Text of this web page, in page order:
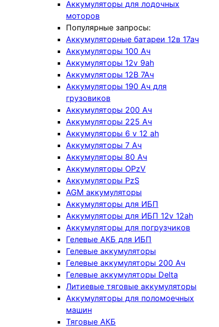
Аккумуляторы для лодочных
моторов
Популярные запросы:
Аккумуляторные батареи 12в 17ач
Аккумуляторы 100 Ач
Аккумуляторы 12v 9ah
Аккумуляторы 12В 7Ач
Аккумуляторы 190 Ач для
грузовиков
Аккумуляторы 200 Ач
Аккумуляторы 225 Ач
Аккумуляторы 6 v 12 ah
Аккумуляторы 7 Ач
Аккумуляторы 80 Ач
Аккумуляторы OPzV
Аккумуляторы PzS
AGM аккумуляторы
Аккумуляторы для ИБП
Аккумуляторы для ИБП 12v 12ah
Аккумуляторы для погрузчиков
Гелевые АКБ для ИБП
Гелевые аккумуляторы
Гелевые аккумуляторы 200 Ач
Гелевые аккумуляторы Delta
Литиевые тяговые аккумуляторы
Аккумуляторы для поломоечных
машин
Тяговые АКБ